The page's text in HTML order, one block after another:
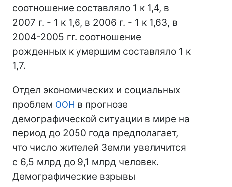
соотношение составляло 1 к 1,4, в
2007 г. - 1 к 1,6, в 2006 г. - 1 к 1,63, в
2004-2005 гг. соотношение
рожденных к умершим составляло 1 к
1,7.
Отдел экономических и социальных
проблем ООН в прогнозе
демографической ситуации в мире на
период до 2050 года предполагает,
что число жителей Земли увеличится
с 6,5 млрд до 9,1 млрд человек.
Демографические взрывы